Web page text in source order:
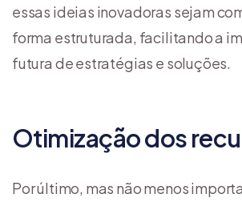
essas ideias inovadoras sejam
forma estruturada, facilitando a
futura de estratégias e soluções.
Otimização dos
Por último, mas não menos